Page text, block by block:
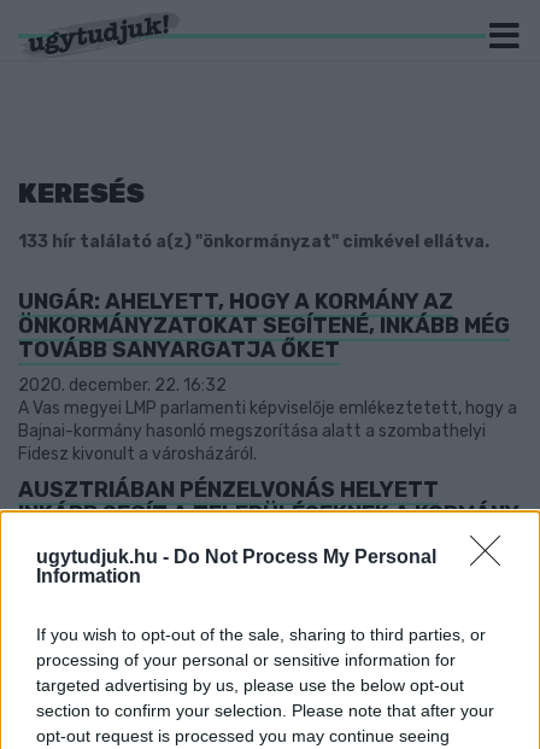
ugytudjuk.hu - Do Not Process My Personal
Information
If you wish to opt-out of the sale, sharing to third parties, or
processing of your personal or sensitive information for
targeted advertising by us, please use the below opt-out
section to confirm your selection. Please note that after your
opt-out request is processed you may continue seeing
KERESÉS
133 hír találató a(z) "önkormányzat" cimkével ellátva.
UNGÁR: AHELYETT, HOGY A KORMÁNY AZ
ÖNKORMÁNYZATOKAT SEGÍTENÉ, INKÁBB MÉG
TOVÁBB SANYARGATJA ŐKET
2020. december. 22. 16:32
A Vas megyei LMP parlamenti képviselője emlékeztetett, hogy a
Bajnai-kormány hasonló megszorítása alatt a szombathelyi
Fidesz kivonult a városházáról.
AUSZTRIÁBAN PÉNZELVONÁS HELYETT
INKÁBB SEGÍT A TELEPÜLÉSEKNEK A KORMÁNY
2020. december. 21. 06:46
2 és fél milliárd euróra növelte az osztrák kormány a
SZOMBATHELYI MSZP: AZ IPARŰZÉSI ADÓ
MEGFELEZÉSE KEGYELEMDÖFÉS AZ
ÖNKORMÁNYZATOKNAK
2020. december. 20. 16:16